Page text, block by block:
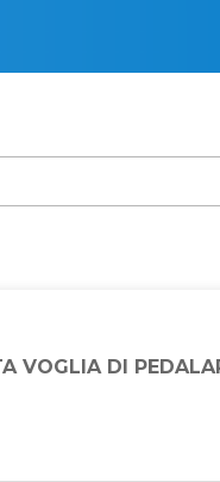
VOGLIA DI